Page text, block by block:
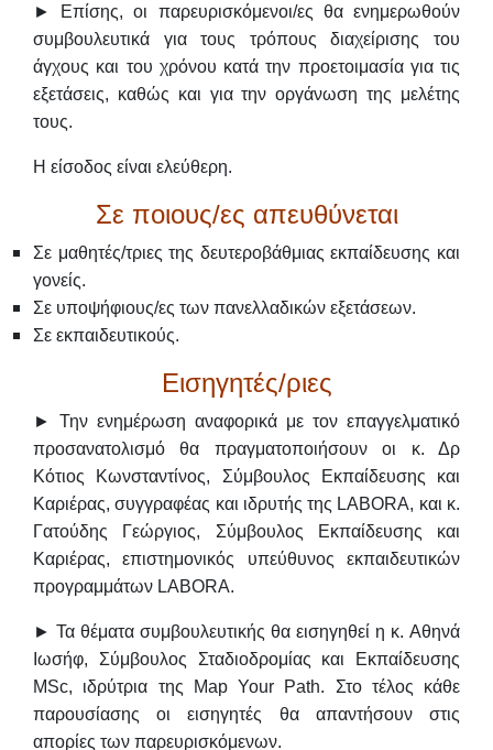
► Επίσης, οι παρευρισκόμενοι/ες θα ενημερωθούν
συμβουλευτικά για τους τρόπους διαχείρισης του
άγχους και του χρόνου κατά την προετοιμασία για τις
εξετάσεις, καθώς και για την οργάνωση της μελέτης
τους.
Η είσοδος είναι ελεύθερη.
Σε ποιους/ες απευθύνεται
Σε μαθητές/τριες της δευτεροβάθμιας εκπαίδευσης και
γονείς.
Σε υποψήφιους/ες των πανελλαδικών εξετάσεων.
Σε εκπαιδευτικούς.
Εισηγητές/ριες
► Την ενημέρωση αναφορικά με τον επαγγελματικό
προσανατολισμό θα πραγματοποιήσουν οι κ. Δρ
Κότιος Κωνσταντίνος, Σύμβουλος Εκπαίδευσης και
Καριέρας, συγγραφέας και ιδρυτής της LABORA, και κ.
Γατούδης Γεώργιος, Σύμβουλος Εκπαίδευσης και
Καριέρας, επιστημονικός υπεύθυνος εκπαιδευτικών
προγραμμάτων LABORA.
► Τα θέματα συμβουλευτικής θα εισηγηθεί η κ. Αθηνά
Ιωσήφ, Σύμβουλος Σταδιοδρομίας και Εκπαίδευσης
MSc, ιδρύτρια της Map Your Path. Στο τέλος κάθε
παρουσίασης οι εισηγητές θα απαντήσουν στις
απορίες των παρευρισκόμενων.